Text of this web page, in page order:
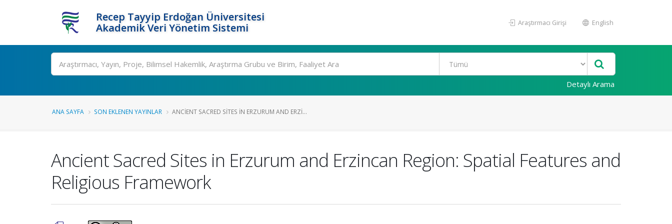
Recep Tayyip Erdoğan Üniversitesi
Akademik Veri Yönetim Sistemi
Araştırmacı Girişi English
Ara
Detaylı Arama
ANA SAYFA SON EKLENEN YAYINLAR ANCIENT SACRED SITES IN ERZURUM AND ERZI...
Ancient Sacred Sites in Erzurum and Erzincan Region: Spatial Features and
Religious Framework